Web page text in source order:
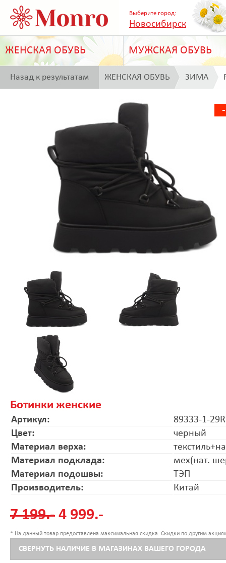
Выберите город:
Новосибирск
ЖЕНСКАЯ ОБУВЬ МУЖСКАЯ ОБУВЬ
Назад к результатам ЖЕНСКАЯ ОБУВЬ ЗИМА
Ботинки женские
Артикул:
89333-1-29R
Цвет:
черный
Материал верха:
Материал подклада:
мех(нат.
Материал подошвы:
ТЭП
Производитель:
Китай
7 199.- 4 999.-
* На данный товар предоставлена максимальная скидка. Скидки по другим
СВЕРНУТЬ НАЛИЧИЕ В МАГАЗИНАХ ВАШЕГО ГОРОДА